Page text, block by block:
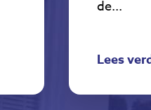
de...
Lees